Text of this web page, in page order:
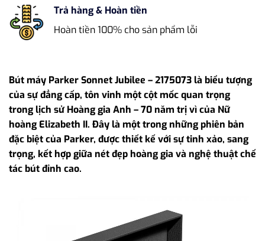
Trả hàng & Hoàn tiền
Hoàn tiền 100% cho sản phẩm lỗi
Bút máy Parker Sonnet Jubilee – 2175073 là biểu tượng
của sự đẳng cấp, tôn vinh một cột mốc quan trọng
trong lịch sử Hoàng gia Anh – 70 năm trị vì của Nữ
hoàng Elizabeth II. Đây là một trong những phiên bản
đặc biệt của Parker, được thiết kế với sự tinh xảo, sang
trọng, kết hợp giữa nét đẹp hoàng gia và nghệ thuật chế
tác bút đỉnh cao.